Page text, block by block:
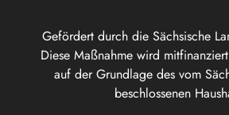
Gefördert durch die Sächsische
Diese Maßnahme wird
auf der Grundlage des vom
beschlossenen